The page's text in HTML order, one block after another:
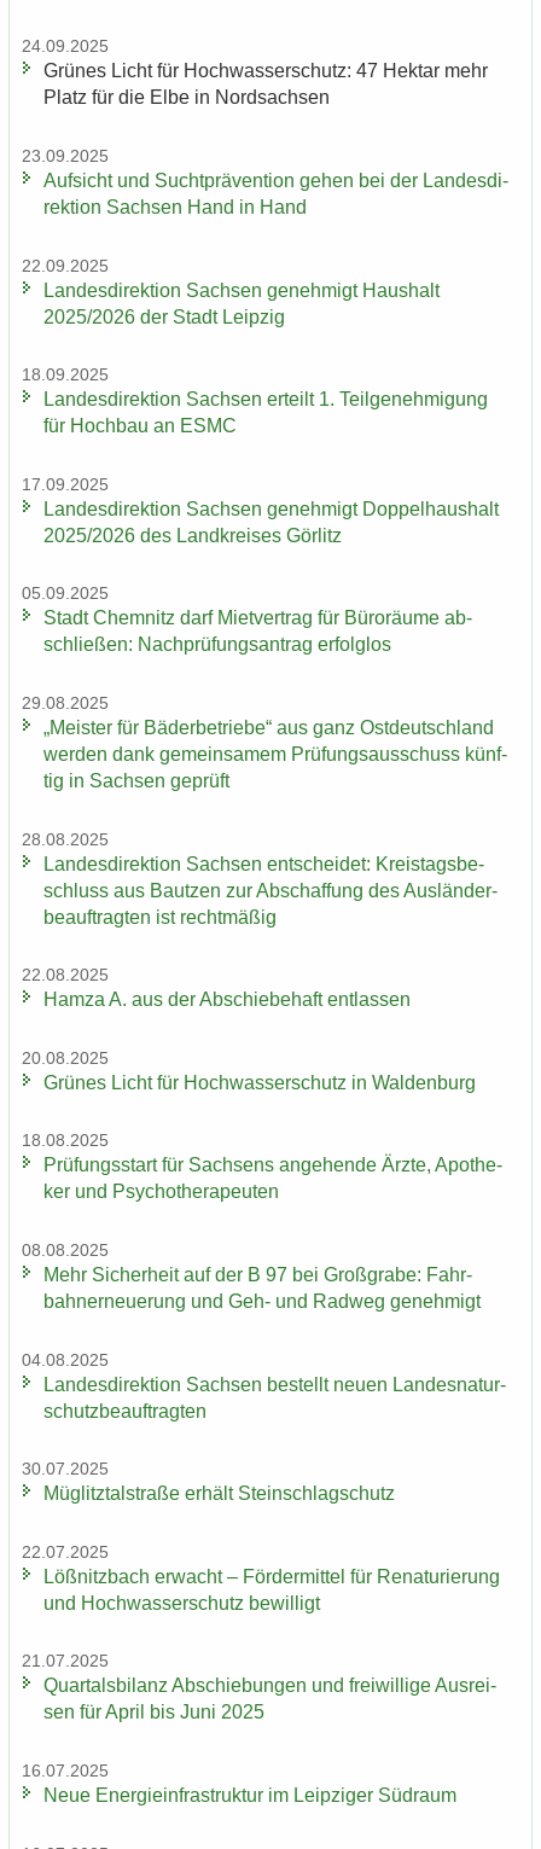
24.09.2025
Grü­nes Licht für Hoch­was­ser­schutz: 47 Hekt­ar mehr
Platz für die Elbe in Nord­sach­sen
23.09.2025
Auf­sicht und Sucht­prä­ven­ti­on gehen bei der Lan­des­di­
rek­ti­on Sach­sen Hand in Hand
22.09.2025
Lan­des­di­rek­ti­on Sach­sen ge­neh­migt Haus­halt
2025/2026 der Stadt Leip­zig
18.09.2025
Lan­des­di­rek­ti­on Sach­sen er­teilt 1. Teil­ge­neh­mi­gung
für Hoch­bau an ESMC
17.09.2025
Lan­des­di­rek­ti­on Sach­sen ge­neh­migt Dop­pel­haus­halt
2025/2026 des Land­krei­ses Gör­litz
05.09.2025
Stadt Chem­nitz darf Miet­ver­trag für Bü­ro­räu­me ab­
schlie­ßen: Nach­prü­fungs­an­trag er­folg­los
29.08.2025
„Meis­ter für Bä­der­be­trie­be“ aus ganz Ost­deutsch­land
wer­den dank ge­mein­sa­mem Prü­fungs­aus­schuss künf­
tig in Sach­sen ge­prüft
28.08.2025
Lan­des­di­rek­ti­on Sach­sen ent­schei­det: Kreis­tags­be­
schluss aus Baut­zen zur Ab­schaf­fung des Aus­län­der­
be­auf­trag­ten ist recht­mä­ßig
22.08.2025
Hamza A. aus der Ab­schie­be­haft ent­las­sen
20.08.2025
Grü­nes Licht für Hoch­was­ser­schutz in Wal­den­burg
18.08.2025
Prü­fungs­start für Sach­sens an­ge­hen­de Ärzte, Apo­the­
ker und Psy­cho­the­ra­peu­ten
08.08.2025
Mehr Si­cher­heit auf der B 97 bei Groß­gra­be: Fahr­
bahn­erneue­rung und Geh- und Rad­weg ge­neh­migt
04.08.2025
Lan­des­di­rek­ti­on Sach­sen be­stellt neuen Lan­des­na­tur­
schutz­be­auf­trag­ten
30.07.2025
Müg­litz­tal­stra­ße er­hält Stein­schlag­schutz
22.07.2025
Löß­nitz­bach er­wacht – För­der­mit­tel für Re­na­tu­rie­rung
und Hoch­was­ser­schutz be­wil­ligt
21.07.2025
Quar­tals­bi­lanz Ab­schie­bun­gen und frei­wil­li­ge Aus­rei­
sen für April bis Juni 2025
16.07.2025
Neue En­er­gie­in­fra­struk­tur im Leip­zi­ger Süd­raum